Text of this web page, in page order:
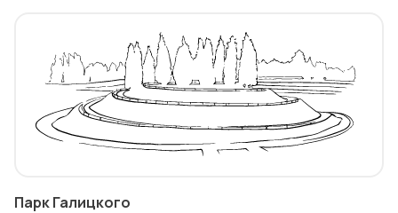
Парк Галицкого